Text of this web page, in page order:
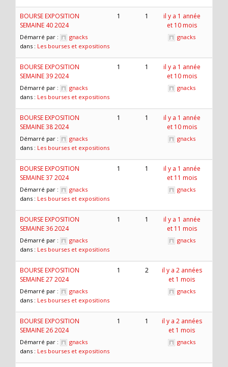
BOURSE EXPOSITION
SEMAINE 40 2024
Démarré par :
gnacks
dans : Les bourses et expositions
1 1
il y a 1 année
et 10 mois
gnacks
BOURSE EXPOSITION
SEMAINE 39 2024
Démarré par :
gnacks
dans : Les bourses et expositions
1 1
il y a 1 année
et 10 mois
gnacks
BOURSE EXPOSITION
SEMAINE 38 2024
Démarré par :
gnacks
dans : Les bourses et expositions
1 1
il y a 1 année
et 10 mois
gnacks
BOURSE EXPOSITION
SEMAINE 37 2024
Démarré par :
gnacks
dans : Les bourses et expositions
1 1
il y a 1 année
et 11 mois
gnacks
BOURSE EXPOSITION
SEMAINE 36 2024
Démarré par :
gnacks
dans : Les bourses et expositions
1 1
il y a 1 année
et 11 mois
gnacks
BOURSE EXPOSITION
SEMAINE 27 2024
Démarré par :
gnacks
dans : Les bourses et expositions
1 2
il y a 2 années
et 1 mois
gnacks
BOURSE EXPOSITION
SEMAINE 26 2024
Démarré par :
gnacks
dans : Les bourses et expositions
1 1
il y a 2 années
et 1 mois
gnacks